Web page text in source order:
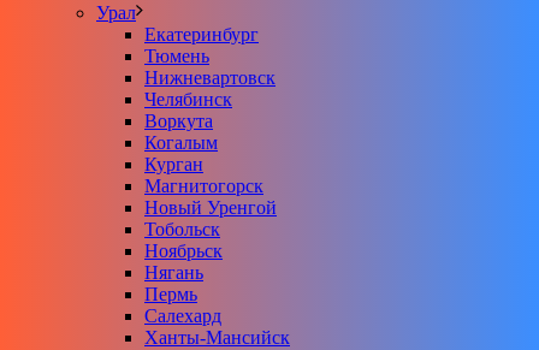
Урал
Екатеринбург
Тюмень
Нижневартовск
Челябинск
Воркута
Когалым
Курган
Магнитогорск
Новый Уренгой
Тобольск
Ноябрьск
Нягань
Пермь
Салехард
Ханты-Мансийск